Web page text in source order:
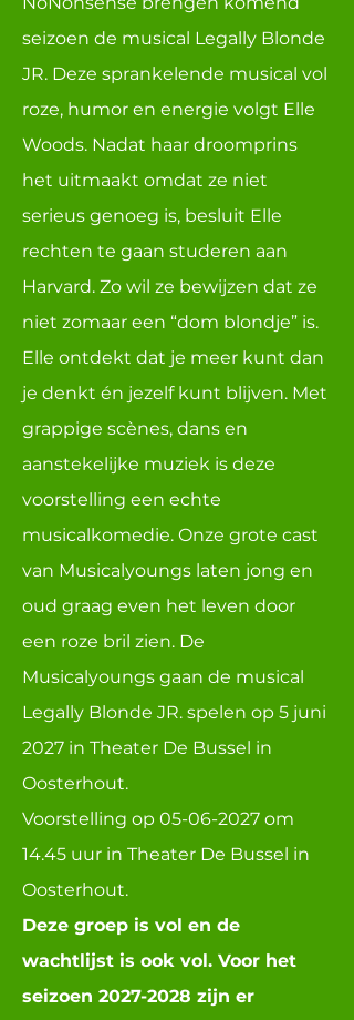
seizoen de musical Legally Blonde
JR. Deze sprankelende musical vol
roze, humor en energie volgt Elle
Woods. Nadat haar droomprins
het uitmaakt omdat ze niet
serieus genoeg is, besluit Elle
rechten te gaan studeren aan
Harvard. Zo wil ze bewijzen dat ze
niet zomaar een “dom blondje” is.
Elle ontdekt dat je meer kunt dan
je denkt én jezelf kunt blijven. Met
grappige scènes, dans en
aanstekelijke muziek is deze
voorstelling een echte
musicalkomedie. Onze grote cast
van Musicalyoungs laten jong en
oud graag even het leven door
een roze bril zien. De
Musicalyoungs gaan de musical
Legally Blonde JR. spelen op 5 juni
2027 in Theater De Bussel in
Oosterhout.
Voorstelling op 05-06-2027 om
14.45 uur in Theater De Bussel in
Oosterhout.
Deze groep is vol en de
wachtlijst is ook vol. Voor het
seizoen 2027-2028 zijn er